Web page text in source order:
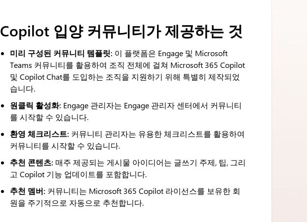
Copilot 입양 커뮤니티가 제공하는 것
미리 구성된 커뮤니티 템플릿: 이 플랫폼은 Engage 및 Microsoft
Teams 커뮤니티를 활용하여 조직 전체에 걸쳐 Microsoft 365 Copilot
및 Copilot Chat를 도입하는 조직을 지원하기 위해 특별히 제작되었
습니다.
원클릭 활성화: Engage 관리자는 Engage 관리자 센터에서 커뮤니티
를 시작할 수 있습니다.
환영 체크리스트: 커뮤니티 관리자는 유용한 체크리스트를 활용하여
커뮤니티를 시작할 수 있습니다.
추천 콘텐츠: 매주 제공되는 게시물 아이디어는 글쓰기 주제, 팁, 그리
고 Copilot 기능 업데이트를 포함합니다.
추천 멤버: 커뮤니티는 Microsoft 365 Copilot 라이선스를 보유한 회
원을 주기적으로 자동으로 추천합니다.